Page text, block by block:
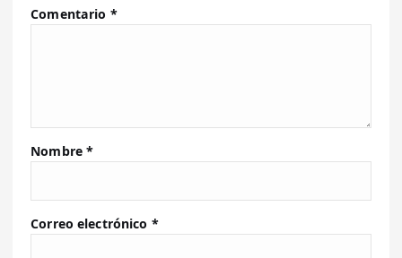
Comentario *
Nombre*
Correo electrónico *